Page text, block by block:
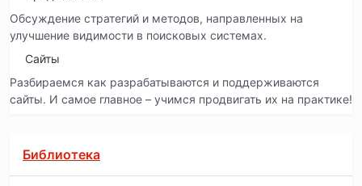
Обсуждение стратегий и методов, направленных на
улучшение видимости в поисковых системах.
Сайты
Разбираемся как разрабатываются и поддерживаются
сайты. И самое главное – учимся продвигать их на практике!
Библиотека